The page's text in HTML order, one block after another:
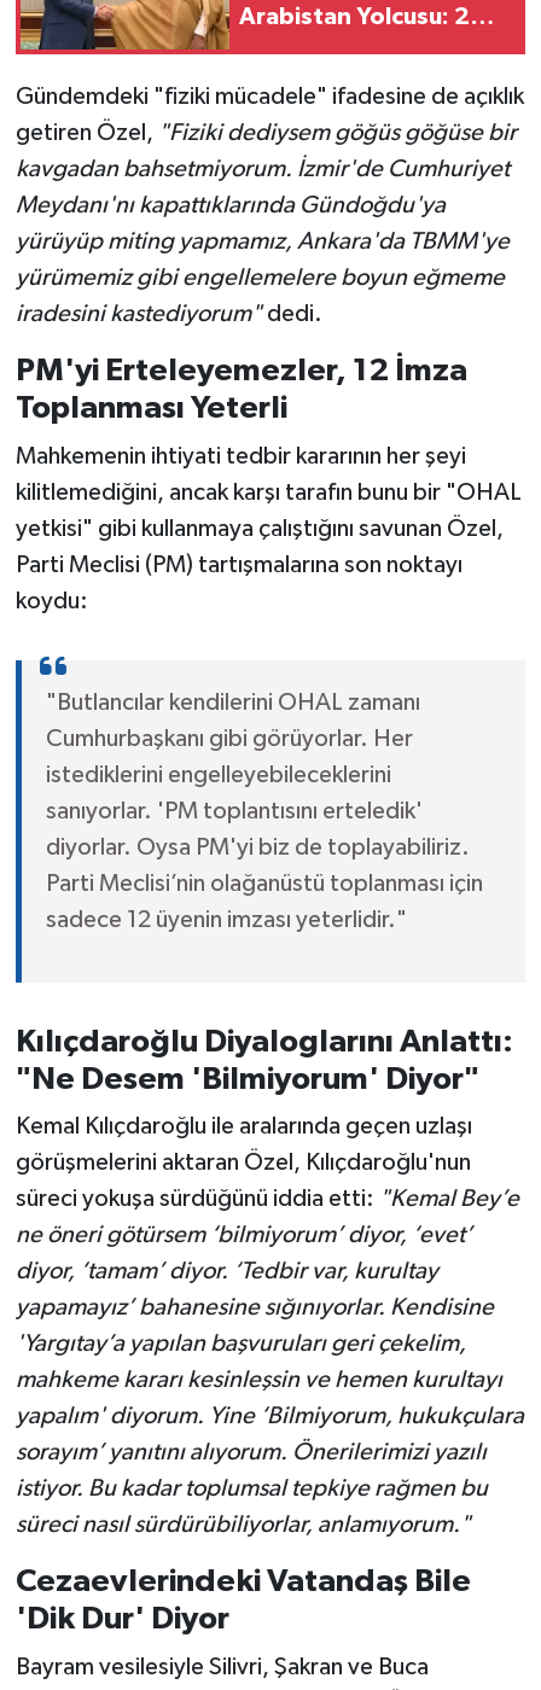
Arabistan Yolcusu: 2
Gündemdeki "fiziki mücadele" ifadesine de açıklık
getiren Özel, "Fiziki dediysem göğüs göğüse bir
kavgadan bahsetmiyorum. İzmir'de Cumhuriyet
Meydanı'nı kapattıklarında Gündoğdu'ya
yürüyüp miting yapmamız, Ankara'da TBMM'ye
yürümemiz gibi engellemelere boyun eğmeme
iradesini kastediyorum"dedi.
PM'yi Erteleyemezler, 12 İmza
Toplanması Yeterli
Mahkemenin ihtiyati tedbir kararının her şeyi
kilitlemediğini, ancak karşı tarafın bunu bir "OHAL
yetkisi" gibi kullanmaya çalıştığını savunan Özel,
Parti Meclisi (PM) tartışmalarına son noktayı
koydu:
"Butlancılar kendilerini OHAL zamanı
Cumhurbaşkanı gibi görüyorlar. Her
istediklerini engelleyebileceklerini
sanıyorlar. 'PM toplantısını erteledik'
diyorlar. Oysa PM'yi biz de toplayabiliriz.
Parti Meclisi’nin olağanüstü toplanması için
sadece 12 üyenin imzası yeterlidir."
Kılıçdaroğlu Diyaloglarını Anlattı:
"Ne Desem 'Bilmiyorum' Diyor"
Kemal Kılıçdaroğlu ile aralarında geçen uzlaşı
görüşmelerini aktaran Özel, Kılıçdaroğlu'nun
süreci yokuşa sürdüğünü iddia etti: "Kemal Bey’e
ne öneri götürsem ‘bilmiyorum’ diyor, ‘evet’
diyor, ‘tamam’ diyor. ‘Tedbir var, kurultay
yapamayız’ bahanesine sığınıyorlar. Kendisine
'Yargıtay’a yapılan başvuruları geri çekelim,
mahkeme kararı kesinleşsin ve hemen kurultayı
yapalım' diyorum. Yine ‘Bilmiyorum, hukukçulara
sorayım’ yanıtını alıyorum. Önerilerimizi yazılı
istiyor. Bu kadar toplumsal tepkiye rağmen bu
süreci nasıl sürdürübiliyorlar, anlamıyorum."
Cezaevlerindeki Vatandaş Bile
'Dik Dur' Diyor
Bayram vesilesiyle Silivri, Şakran ve Buca